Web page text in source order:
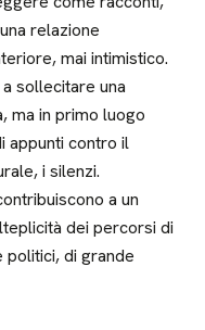
relazione
mai intimistico.
sollecitare una
ma in primo luogo
appunti contro il
i silenzi.
a un
dei percorsi di
politici, di grande